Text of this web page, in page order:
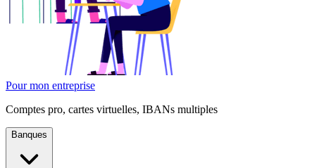
Pour mon entreprise
Comptes pro, cartes virtuelles, IBANs multiples
Banques